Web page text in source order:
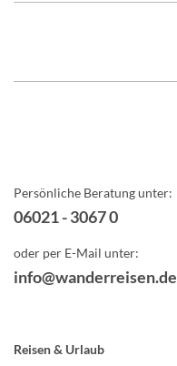
Persönliche Beratung unter:
06021 - 3067 0
oder per E-Mail unter:
info@wanderreisen.de
Reisen & Urlaub